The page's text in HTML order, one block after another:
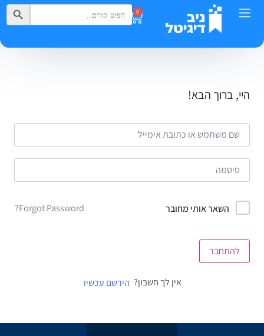
0
Search
for:
Search Button
היי, ברוך הבא!
השאר אותי מחובר Forgot Password?
להתחבר
אין לך חשבון? הירשם עכשיו